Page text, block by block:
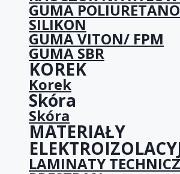
GUMA
SILIKON
GUMA VITON/ FPM
GUMA SBR
KOREK
Korek
Skóra
Skóra
MATERIAŁY
LAMINATY